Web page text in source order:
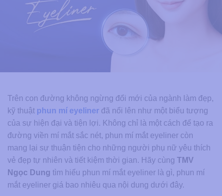
Trên con đường không ngừng đổi mới của ngành làm đẹp,
kỹ thuật phun mí eyeliner đã nổi lên như một biểu tượng
của sự hiện đại và tiện lợi. Không chỉ là một cách để tạo ra
đường viền mí mắt sắc nét, phun mí mắt eyeliner còn
mang lại sự thuận tiện cho những người phụ nữ yêu thích
vẻ đẹp tự nhiên và tiết kiệm thời gian. Hãy cùng TMV
Ngọc Dung tìm hiểu phun mí mắt eyeliner là gì, phun mí
mắt eyeliner giá bao nhiêu qua nội dung dưới đây.